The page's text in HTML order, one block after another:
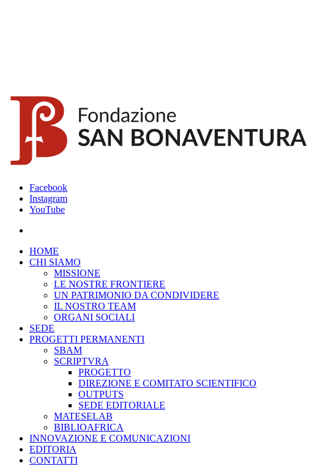
Facebook
Instagram
YouTube
HOME
CHI SIAMO
MISSIONE
LE NOSTRE FRONTIERE
UN PATRIMONIO DA CONDIVIDERE
IL NOSTRO TEAM
ORGANI SOCIALI
SEDE
PROGETTI PERMANENTI
SBAM
SCRIPTVRA
PROGETTO
DIREZIONE E COMITATO SCIENTIFICO
OUTPUTS
SEDE EDITORIALE
MATESELAB
BIBLIOAFRICA
INNOVAZIONE E COMUNICAZIONI
EDITORIA
CONTATTI